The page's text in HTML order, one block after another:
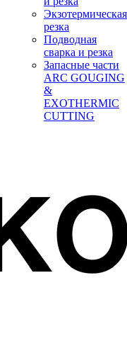
Экзотермическая
резка
Подводная
сварка и резка
Запасные части
ARC GOUGING
&
EXOTHERMIC
CUTTING